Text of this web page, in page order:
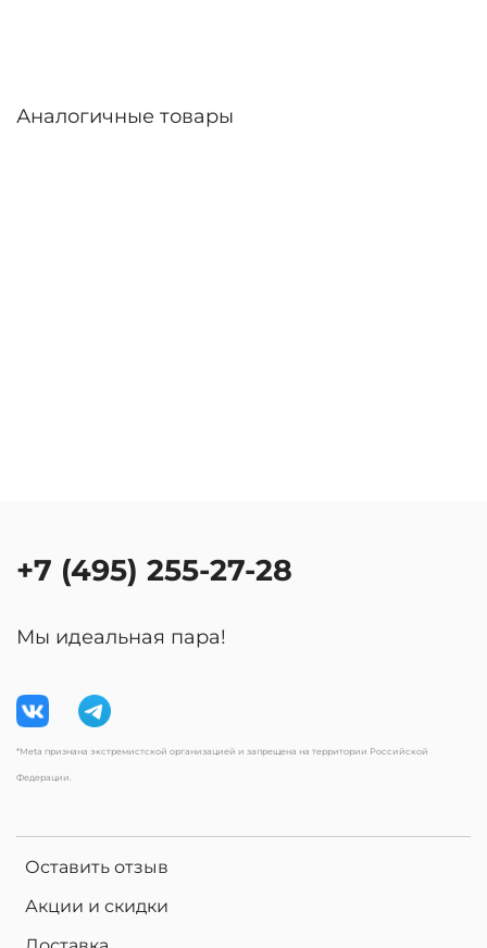
Аналогичные товары
Оставить отзыв
Акции и скидки
+7 (495) 255-27-28
Мы идеальная пара!
*Meta признана экстремистской организацией и запрещена на территории Российской
Федерации.